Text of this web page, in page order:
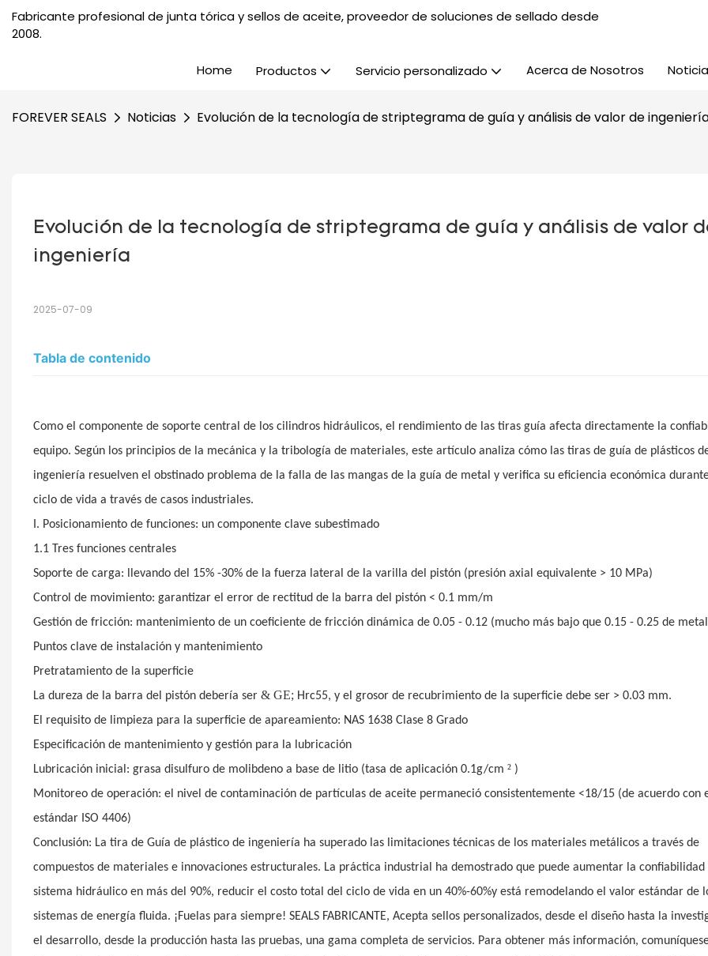
Fabricante profesional de junta tórica y sellos de aceite, proveedor de soluciones de sellado desde
2008.
Home Productos Servicio personalizado Acerca de Nosotros
FOREVER SEALS Noticias Evolución de la tecnología de striptegrama de guía y análisis de valor de
Evolución de la tecnología de striptegrama de guía y análisis de valor
ingeniería
2025-07-09
Tabla de contenido
Como el componente de soporte central de los cilindros hidráulicos, el rendimiento de las tiras guía afecta directamente la
equipo. Según los principios de la mecánica y la tribología de materiales, este artículo analiza cómo las tiras de guía de plásticos
ingeniería resuelven el obstinado problema de la falla de las mangas de la guía de metal y verifica su eficiencia económica
ciclo de vida a través de casos industriales.
I. Posicionamiento de funciones: un componente clave subestimado
1.1 Tres funciones centrales
Soporte de carga: llevando del 15% -30% de la fuerza lateral de la varilla del pistón (presión axial equivalente > 10 MPa)
Control de movimiento: garantizar el error de rectitud de la barra del pistón < 0.1 mm/m
Gestión de fricción: mantenimiento de un coeficiente de fricción dinámica de 0.05 - 0.12 (mucho más bajo que 0.15 - 0.25 de
Puntos clave de instalación y mantenimiento
Pretratamiento de la superficie
La dureza de la barra del pistón debería ser & GE; Hrc55, y el grosor de recubrimiento de la superficie debe ser > 0.03 mm.
El requisito de limpieza para la superficie de apareamiento: NAS 1638 Clase 8 Grado
Especificación de mantenimiento y gestión para la lubricación
Lubricación inicial: grasa disulfuro de molibdeno a base de litio (tasa de aplicación 0.1g/cm ²)
Monitoreo de operación: el nivel de contaminación de partículas de aceite permaneció consistentemente <18/15 (de acuerdo con
estándar ISO 4406)
Conclusión: La tira de Guía de plástico de ingeniería ha superado las limitaciones técnicas de los materiales metálicos a través de
compuestos de materiales e innovaciones estructurales. La práctica industrial ha demostrado que puede aumentar la confiabilidad
sistema hidráulico en más del 90%, reducir el costo total del ciclo de vida en un 40%-60%y está remodelando el valor estándar de
sistemas de energía fluida. ¡Fuelas para siempre! SEALS FABRICANTE, Acepta sellos personalizados, desde el diseño hasta la
el desarrollo, desde la producción hasta las pruebas, una gama completa de servicios. Para obtener más información,